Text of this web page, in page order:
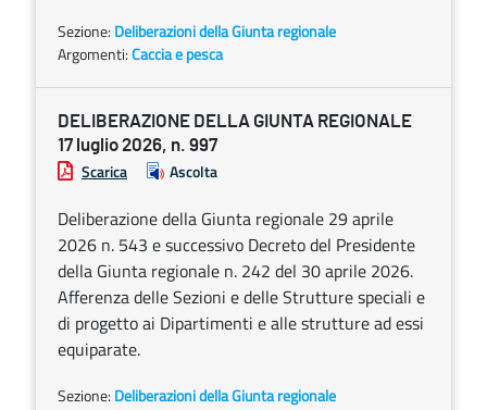
Sezione: Deliberazioni della Giunta regionale
Argomenti:Caccia e pesca
DELIBERAZIONE DELLA GIUNTA REGIONALE
17 luglio 2026, n. 997
Scarica Ascolta
Deliberazione della Giunta regionale 29 aprile
2026 n. 543 e successivo Decreto del Presidente
della Giunta regionale n. 242 del 30 aprile 2026.
Afferenza delle Sezioni e delle Strutture speciali e
di progetto ai Dipartimenti e alle strutture ad essi
equiparate.
Sezione: Deliberazioni della Giunta regionale